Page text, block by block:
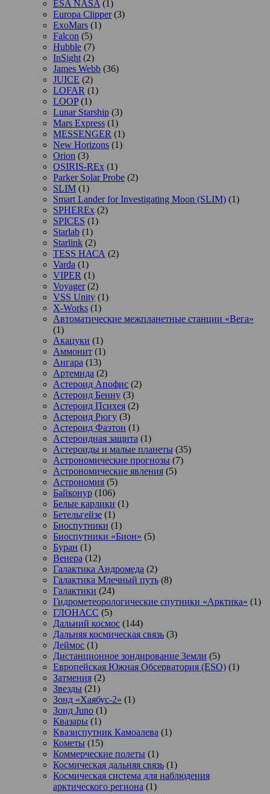
ESA NASA(1)
Europa Clipper(3)
ExoMars (1)
Falcon (5)
Hubble (7)
InSight(2)
James Webb (36)
JUICE (2)
LOFAR (1)
LOOP(1)
Lunar Starship (3)
Mars Express (1)
MESSENGER (1)
New Horizons (1)
Orion (3)
OSIRIS-REx (1)
Parker Solar Probe (2)
SLIM (1)
Smart Lander for Investigating Moon (SLIM) (1)
SPHEREx (2)
SPICES (1)
Starlab (1)
Starlink (2)
TESS НАСА (2)
Varda (1)
VIPER (1)
Voyager(2)
VSS Unity (1)
X-Works (1)
Автоматические межпланетные станции «Вега»
(1)
Акацуки (1)
Аммонит (1)
Ангара (13)
Артемида (2)
Астероид Апофис (2)
Астероид Бенну (3)
Астероид Психея (2)
Астероид Рюгу (3)
Астероид Фаэтон (1)
Астероидная защита (1)
Астероиды и малые планеты (35)
Астрономические прогнозы (7)
Астрономические явления (5)
Астрономия (5)
Байконур (106)
Белые карлики (1)
Бетельгейзе (1)
Биоспутники (1)
Биоспутники «Бион» (5)
Буран (1)
Венера (12)
Галактика Андромеда (2)
Галактика Млечный путь (8)
Галактики (24)
Гидрометеорологические спутники «Арктика» (1)
ГЛОНАСС (5)
Дальний космос (144)
Дальняя космическая связь (3)
Деймос (1)
Дистанционное зондирование Земли (5)
Европейская Южная Обсерватория (ESO) (1)
Затмения (2)
Звезды (21)
Зонд «Хаябус-2» (1)
Зонд Juno (1)
Квазары (1)
Квазиспутник Камоалева (1)
Кометы (15)
Коммерческие полеты (1)
Космическая дальняя связь (1)
Космическая система для наблюдения
арктического региона (1)